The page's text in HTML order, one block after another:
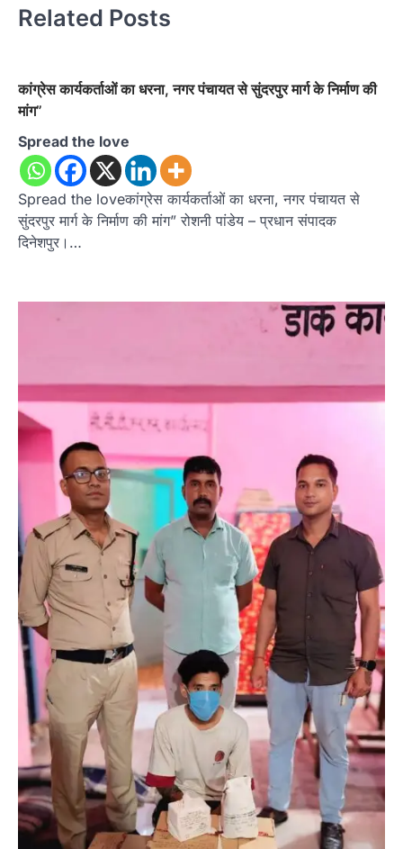
Related Posts
कांग्रेस कार्यकर्ताओं का धरना, नगर पंचायत से सुंदरपुर मार्ग के निर्माण की
मांग”
Spread the love
Spread the loveकांग्रेस कार्यकर्ताओं का धरना, नगर पंचायत से
सुंदरपुर मार्ग के निर्माण की मांग” रोशनी पांडेय – प्रधान संपादक
दिनेशपुर।…